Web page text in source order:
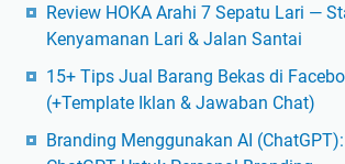
Review HOKA Arahi 7 Sepatu Lari —
Kenyamanan Lari & Jalan Santai
15+ Tips Jual Barang Bekas di
(+Template Iklan & Jawaban Chat)
Branding Menggunakan AI